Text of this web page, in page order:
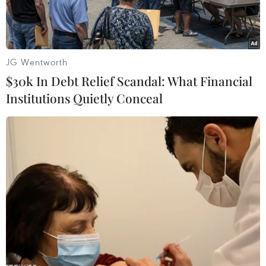
Trụ sở Ngân hàng Trung ương Nhật Bản ở Tokyo. (Ảnh:
Tại cuộc họp về chính sách tiền tệ diễn ra vào
ngày 17/6, Ngân hàng Trung ương Nhật Bản
(BoJ) đã quyết định giữ nguyên lãi suất chính
JG Wentworth
$30k In Debt Relief Scandal: What Financial
Institutions Quietly Conceal